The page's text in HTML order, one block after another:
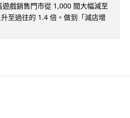
遊戲銷售門市從 1,000 間大幅減至
至過往的 1.4 倍。做到「減店增